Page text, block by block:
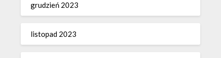
grudzień 2023
listopad 2023